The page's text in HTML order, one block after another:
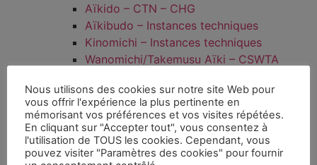
Aïkido – CTN – CHG
Aïkibudo – Instances techniques
Kinomichi – Instances techniques
Wanomichi/Takemusu Aïki – CSWTA
Commission Prévention radicalisation et
violences sexuelles
Dans les régions
Documentation
Médiathèque
Nous utilisons des cookies sur notre site Web pour
vous offrir l'expérience la plus pertinente en
mémorisant vos préférences et vos visites répétées.
En cliquant sur "Accepter tout", vous consentez à
l'utilisation de TOUS les cookies. Cependant, vous
pouvez visiter "Paramètres des cookies" pour fournir